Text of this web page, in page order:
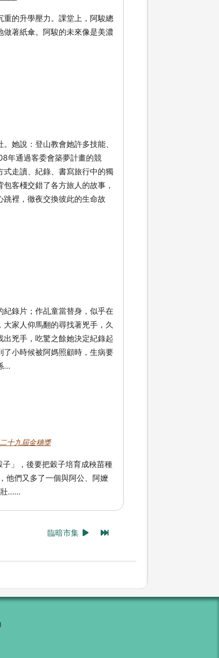
重的升學壓力。課堂上，阿駿總
著紙傘。阿駿的未來像是美濃
她說：登山教會她許多技能、
年通過客委會築夢計畫的競
走讀、紀錄、書寫旅行中的獨
客棧交錯了各方旅人的故事，
裡，徹夜交換彼此的生命故
錄片；作乩童當替身，似乎在
家人仰馬翻的尋找著兇手，久
兇手，吃驚之餘她決定紀錄起
小時候被阿媽照顧時，生病要
…
十九屆金穗獎
」，後要把穀子培育成秧苗種
他們又多了一個與阿公、阿嬤
壯……
臨暗市集